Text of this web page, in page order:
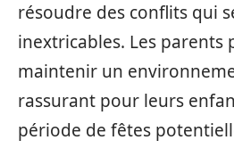
résoudre des conflits qui
inextricables. Les parents
maintenir un
rassurant pour leurs
période de fêtes